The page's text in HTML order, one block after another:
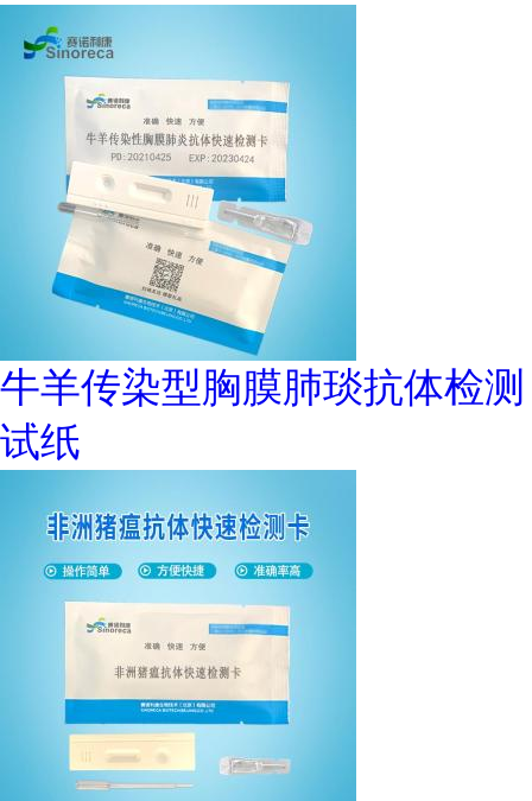
牛羊传染型胸膜肺琰抗体检测
试纸